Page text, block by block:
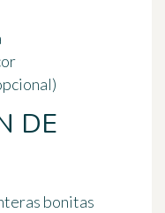
DE
bonitas